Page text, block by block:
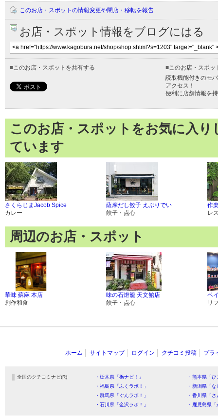
このお店・スポットの情報変更や閉店・移転を報告
お店・スポット情報をブログにはる
■ このお店・スポットを共有する ■ このお店・スポ
読取機能付きのモ
アクセス！
便利に店舗情報を
このお店・スポットをお気に入
ています
さくらじまJacob Spice
カレー
薩摩だし餃子 えぶりでい
餃子・点心
作
レ
周辺のお店・スポット
華味 蘇麻 本店
創作和食
味の石燈籠 天文館店
餃子・点心
ペ
リ
ホーム サイトマップ ログイン クチコミ投稿 プラ
全国のクチコミナビ(R) ・栃木県「栃ナビ！」
・熊本県「
・福島県「ふくラボ！」
・新潟県「
・群馬県「ぐんラボ！」
・香川県「
・石川県「金沢ラボ！」
・鹿児島県